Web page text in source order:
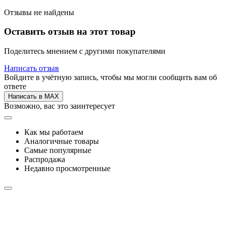
Отзывы не найдены
Оставить отзыв на этот товар
Поделитесь мнением с другими покупателями
Написать отзыв
Войдите в учётную запись, чтобы мы могли сообщить вам об
ответе
Написать в MAX
Возможно, вас это заинтересует
Как мы работаем
Аналогичные товары
Самые популярные
Распродажа
Недавно просмотренные